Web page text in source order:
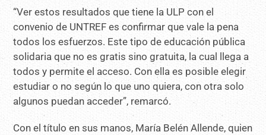
“Ver estos resultados que tiene la ULP con el
convenio de UNTREF es confirmar que vale la pena
todos los esfuerzos. Este tipo de educación pública
solidaria que no es gratis sino gratuita, la cual llega a
todos y permite el acceso. Con ella es posible elegir
estudiar o no según lo que uno quiera, con otra solo
algunos puedan acceder”, remarcó.
Con el título en sus manos, María Belén Allende, quien